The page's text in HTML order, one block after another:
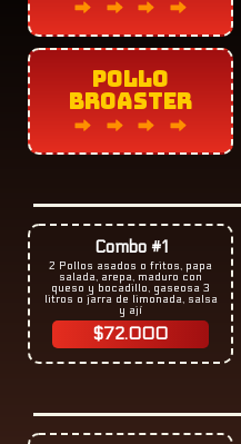
POLLO
BROASTER
Combo #1
2 Pollos asados o fritos, papa
salada, arepa, maduro con
queso y bocadillo, gaseosa 3
litros o jarra de limonada, salsa
y ají
$72.000